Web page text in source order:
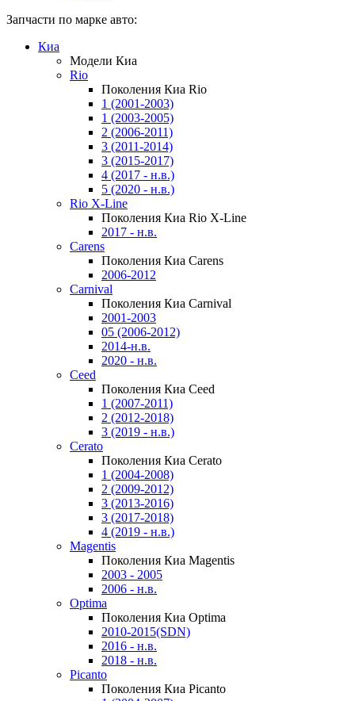
Запчасти по марке авто:
Киа
Модели Киа
Rio
Поколения Киа Rio
1 (2001-2003)
1 (2003-2005)
2 (2006-2011)
3 (2011-2014)
3 (2015-2017)
4 (2017 - н.в.)
5 (2020 - н.в.)
Rio X-Line
Поколения Киа Rio X-Line
2017 - н.в.
Carens
Поколения Киа Carens
2006-2012
Carnival
Поколения Киа Carnival
2001-2003
05 (2006-2012)
2014-н.в.
2020 - н.в.
Ceed
Поколения Киа Ceed
1 (2007-2011)
2 (2012-2018)
3 (2019 - н.в.)
Cerato
Поколения Киа Cerato
1 (2004-2008)
2 (2009-2012)
3 (2013-2016)
3 (2017-2018)
4 (2019 - н.в.)
Magentis
Поколения Киа Magentis
2003 - 2005
2006 - н.в.
Optima
Поколения Киа Optima
2010-2015(SDN)
2016 - н.в.
2018 - н.в.
Picanto
Поколения Киа Picanto